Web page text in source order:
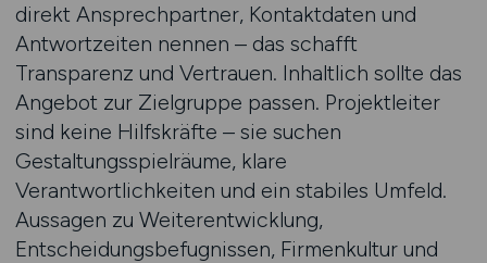
direkt Ansprechpartner, Kontaktdaten und
Antwortzeiten nennen – das schafft
Transparenz und Vertrauen. Inhaltlich sollte das
Angebot zur Zielgruppe passen. Projektleiter
sind keine Hilfskräfte – sie suchen
Gestaltungsspielräume, klare
Verantwortlichkeiten und ein stabiles Umfeld.
Aussagen zu Weiterentwicklung,
Entscheidungsbefugnissen, Firmenkultur und